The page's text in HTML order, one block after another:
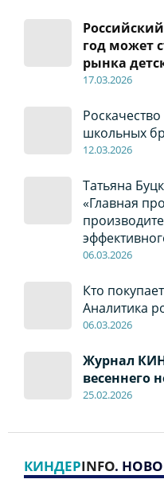
год может
рынка
17.03.2026
школьных
12.03.2026
Татьяна
«Главная
06.03.2026
Кто
Аналитика
06.03.2026
Журнал
весеннего
25.02.2026
КИНДЕРINFO.